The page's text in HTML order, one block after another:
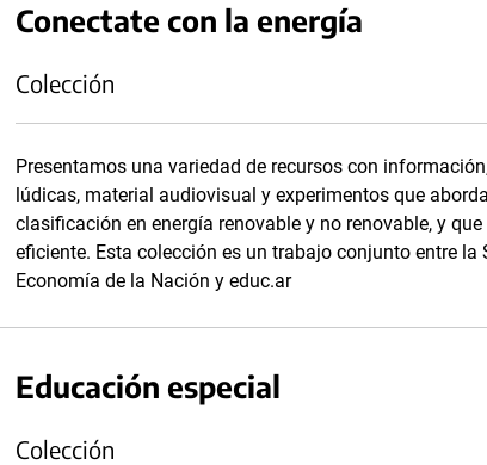
Conectate con la energía
Colección
Presentamos una variedad de recursos con
lúdicas, material audiovisual y experimentos que
clasificación en energía renovable y no renovable, y
eficiente. Esta colección es un trabajo conjunto entre la
Economía de la Nación y educ.ar
Educación especial
Colección